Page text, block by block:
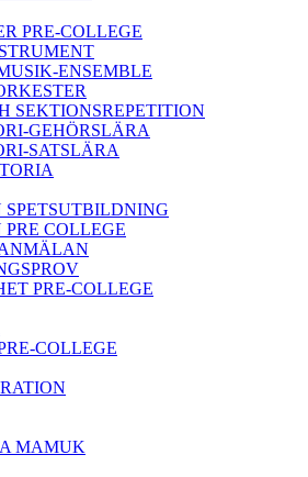
PRE-COLLEGE
ENSEMBLE
SEKTIONSREPETITION
GEHÖRSLÄRA
SATSLÄRA
COLLEGE
PRE-COLLEGE
COLLEGE
MAMUK